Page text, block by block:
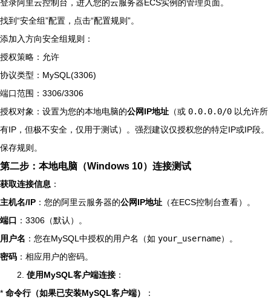
登录阿里云控制台，进入您的云服务器ECS实例的管理页面。
找到“安全组”配置，点击“配置规则”。
添加入方向安全组规则：
授权策略：允许
协议类型：MySQL(3306)
端口范围：3306/3306
授权对象：设置为您的本地电脑的公网IP地址 （或 0.0.0.0/0 以允许所
有IP，但极不安全，仅用于测试）。强烈建议仅授权您的特定IP或IP段。
保存规则。
第二步：本地电脑（Windows 10）连接测试
获取连接信息 ：
主机名/IP ：您的阿里云服务器的公网IP地址 （在ECS控制台查看）。
端口 ：3306（默认）。
用户名 ：您在MySQL中授权的用户名（如 your_username）。
密码 ：相应用户的密码。
2. 使用MySQL客户端连接 ：
* 命令行（如果已安装MySQL客户端）
：